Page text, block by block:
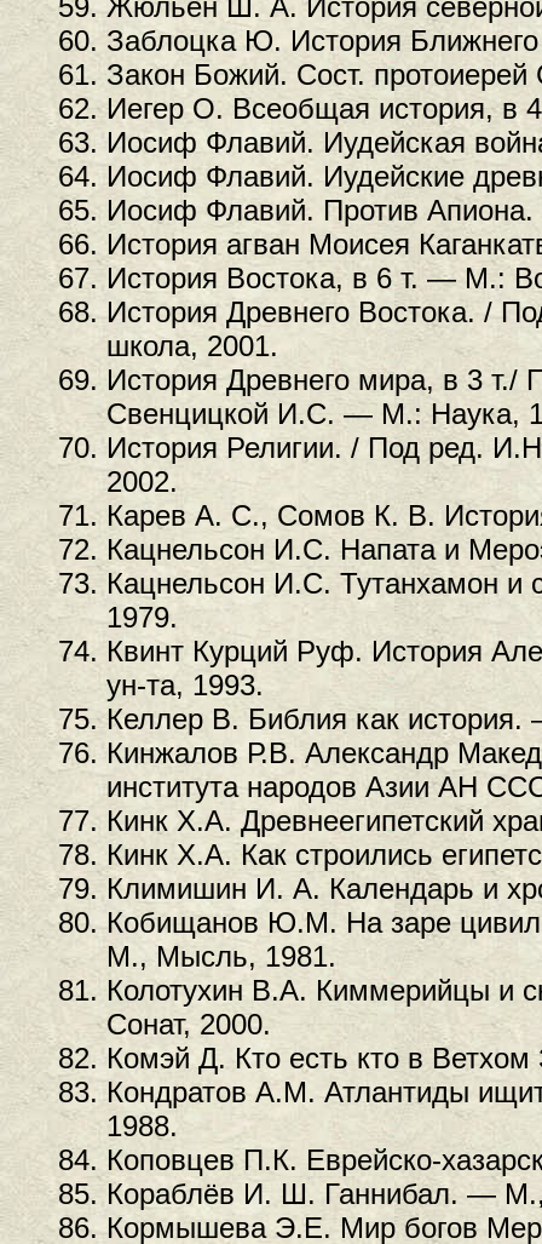
Заблоцка Ю. История
Закон Божий. Сост.
Иегер О. Всеобщая история, в
Иосиф Флавий. Иудейская
Иосиф Флавий. Иудейские
Иосиф Флавий. Против
История агван Моисея
История Востока, в 6 т. — М.:
История Древнего Востока. /
школа, 2001.
История Древнего мира, в 3
Свенцицкой И.С. — М.: Наука,
История Религии. / Под ред.
2002.
Карев А. С., Сомов К. В.
Кацнельсон И.С. Напата и
Кацнельсон И.С. Тутанхамон
1979.
Квинт Курций Руф. История
ун-та, 1993.
Келлер В. Библия как
Кинжалов Р.В. Александр
института народов Азии АН
Кинк Х.А. Древнеегипетский
Кинк Х.А. Как строились
Климишин И. А. Календарь и
Кобищанов Ю.М. На заре
М., Мысль, 1981.
Колотухин В.А. Киммерийцы и
Сонат, 2000.
Комэй Д. Кто есть кто в
Кондратов А.М. Атлантиды
1988.
Коповцев П.К. Еврейско-
Кораблёв И. Ш. Ганнибал. —
Кормышева Э.Е. Мир богов